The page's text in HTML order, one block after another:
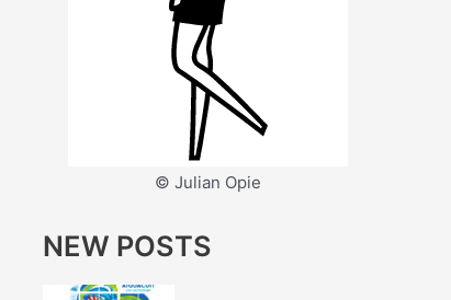
© Julian Opie
NEW POSTS